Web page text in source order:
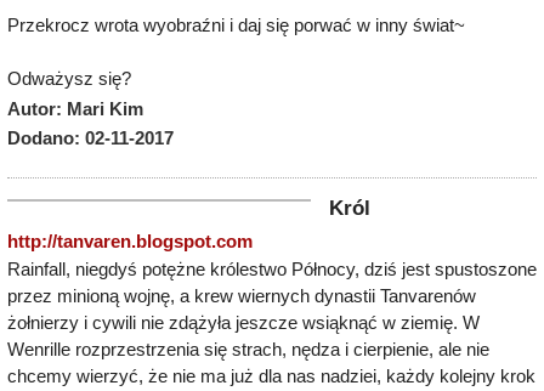
Przekrocz wrota wyobraźni i daj się porwać w inny świat~
Odważysz się?
Autor: Mari Kim
Dodano: 02-11-2017
Król
http://tanvaren.blogspot.com
Rainfall, niegdyś potężne królestwo Północy, dziś jest spustoszone
przez minioną wojnę, a krew wiernych dynastii Tanvarenów
żołnierzy i cywili nie zdążyła jeszcze wsiąknąć w ziemię. W
Wenrille rozprzestrzenia się strach, nędza i cierpienie, ale nie
chcemy wierzyć, że nie ma już dla nas nadziei, każdy kolejny krok